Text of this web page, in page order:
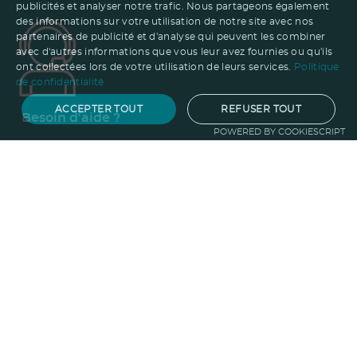
Besoin d'aide ?
publicités et analyser notre trafic. Nous partageons également
des informations sur votre utilisation de notre site avec nos
partenaires de publicité et d'analyse qui peuvent les combiner
avec d'autres informations que vous leur avez fournies ou qu'ils
ont collectées lors de votre utilisation de leurs services.
Politique
de confidentialité
ACCEPTER TOUT REFUSER TOUT
POWERED BY COOKIESCRIPT